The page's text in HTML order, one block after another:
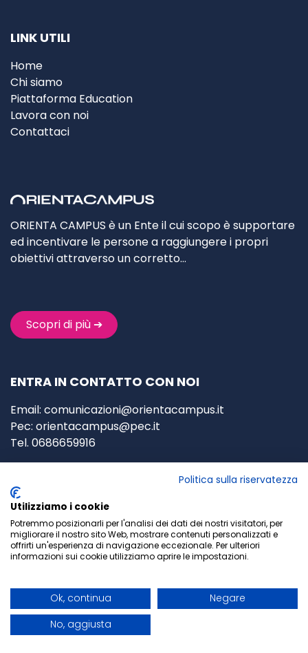
LINK UTILI
Home
Chi siamo
Piattaforma Education
Lavora con noi
Contattaci
ORIENTA CAMPUS è un Ente il cui scopo è supportare
ed incentivare le persone a raggiungere i propri
obiettivi attraverso un corretto…
Scopri di più ➔
ENTRA IN CONTATTO CON NOI
Email: comunicazioni@orientacampus.it
Pec: orientacampus@pec.it
Tel. 0686659916
00127 Roma
P.IVA: 02963930595
Privacy Policy-Cookie Policy
Politica sulla riservatezza
Utilizziamo i cookie
Potremmo posizionarli per l'analisi dei dati dei nostri visitatori, per
migliorare il nostro sito Web, mostrare contenuti personalizzati e
offrirti un'esperienza di navigazione eccezionale. Per ulteriori
informazioni sui cookie utilizziamo aprire le impostazioni.
Ok, continua
Negare
No, aggiusta